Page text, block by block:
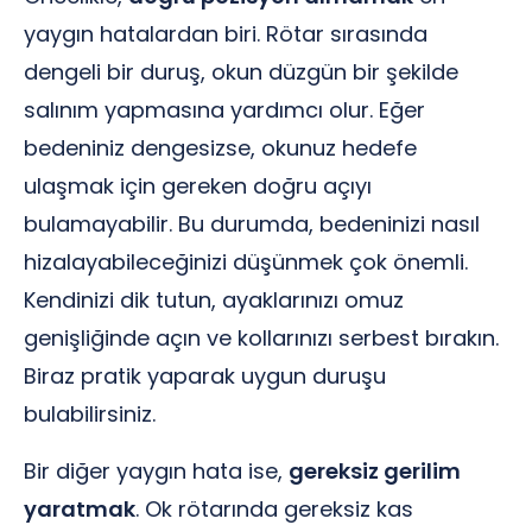
yaygın hatalardan biri. Rötar sırasında
dengeli bir duruş, okun düzgün bir şekilde
salınım yapmasına yardımcı olur. Eğer
bedeniniz dengesizse, okunuz hedefe
ulaşmak için gereken doğru açıyı
bulamayabilir. Bu durumda, bedeninizi nasıl
hizalayabileceğinizi düşünmek çok önemli.
Kendinizi dik tutun, ayaklarınızı omuz
genişliğinde açın ve kollarınızı serbest bırakın.
Biraz pratik yaparak uygun duruşu
bulabilirsiniz.
Bir diğer yaygın hata ise, gereksiz gerilim
yaratmak. Ok rötarında gereksiz kas